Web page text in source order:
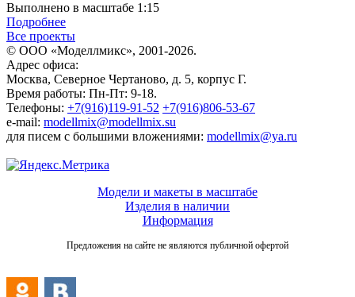
Выполнено в масштабе 1:15
Подробнее
Все проекты
© ООО «Моделлмикс», 2001-2026.
Адрес офиса:
Москва, Северное Чертаново, д. 5, корпус Г.
Время работы: Пн-Пт: 9-18.
Телефоны: +7(916)119-91-52 +7(916)806-53-67
e-mail: modellmix@modellmix.su
для писем с большими вложениями: modellmix@ya.ru
Модели и макеты в масштабе
Изделия в наличии
Информация
Предложения на сайте не являются публичной офертой